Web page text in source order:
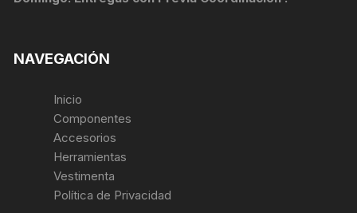
NAVEGACIÓN
Inicio
Componentes
Accesorios
Herramientas
Vestimenta
Política de Privacidad